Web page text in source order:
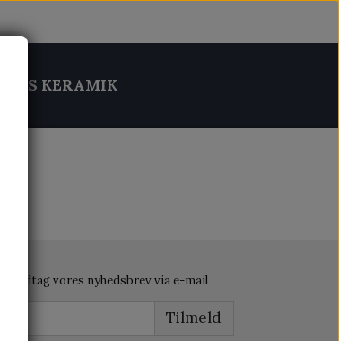
KERAMIK
Modtag vores nyhedsbrev via e-mail
Tilmeld